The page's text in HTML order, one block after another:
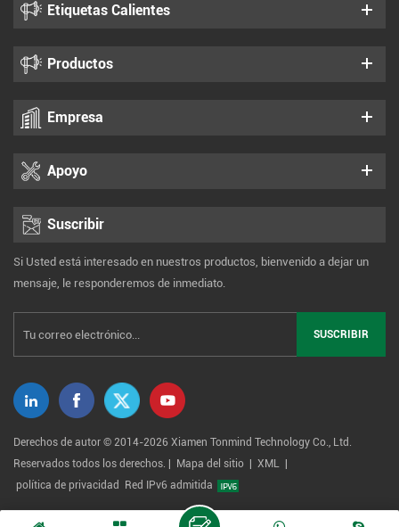
Etiquetas Calientes
Productos
Empresa
Apoyo
Suscribir
Si Usted está interesado en nuestros productos, bienvenido a dejar un
mensaje, le responderemos de inmediato.
Derechos de autor © 2014-2026 Xiamen Tonmind Technology Co., Ltd.
Reservados todos los derechos. |
Mapa del sitio XML
política de privacidad
Red IPv6 admitida